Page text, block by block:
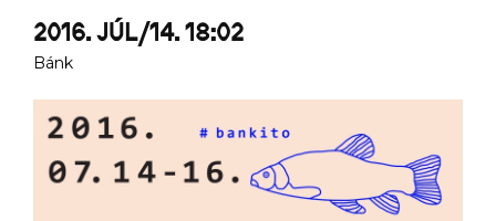
2016. JÚL/14. 18:02
Bánk